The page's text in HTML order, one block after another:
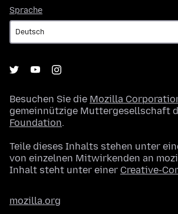
Sprache
Besuchen Sie die Mozilla
gemeinnützige Muttergesellschaft
Foundation.
Teile dieses Inhalts stehen unter
von einzelnen Mitwirkenden an
Inhalt steht unter einer Creative-
mozilla.org